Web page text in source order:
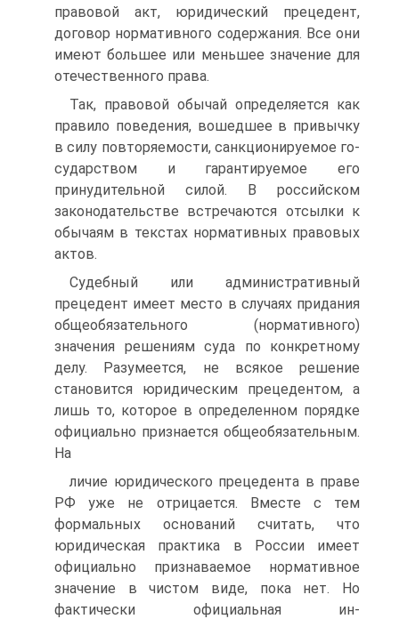
правовой акт, юридический прецедент,
договор нор­мативного содержания. Все они
имеют большее или меньшее зна­чение для
отечественного права.
Так, правовой обычай определяется как
правило поведения, вошедшее в привычку
в силу повторяемости, санкционируемое го­
сударством и гарантируемое его
принудительной силой. В россий­ском
законодательстве встречаются отсылки к
обычаям в текстах нормативных правовых
актов.
Судебный или административный
прецедент имеет место в случаях придания
общеобязательного (нормативного)
значения ре­шениям суда по конкретному
делу. Разумеется, не всякое решение
становится юридическим прецедентом, а
лишь то, которое в опре­деленном порядке
официально признается общеобязательным.
На­
личие юридического прецедента в праве
РФ уже не отрицается. Вместе с тем
формальных оснований считать, что
юридическая практика в России имеет
официально признаваемое нормативное
значение в чистом виде, пока нет. Но
фактически официальная ин­